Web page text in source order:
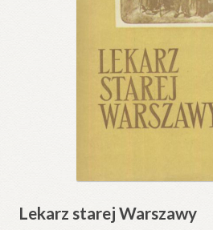
Lekarz starej Warszawy